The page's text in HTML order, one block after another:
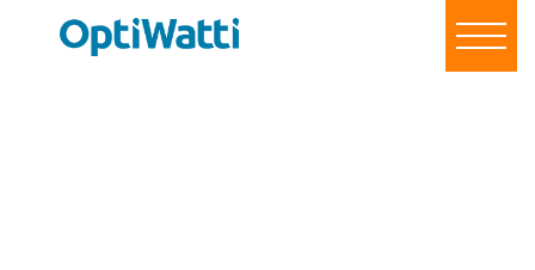
Spara energi & pengar
För företag & organisationer